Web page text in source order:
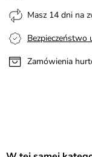
Masz 14 dni na
Zamówienia